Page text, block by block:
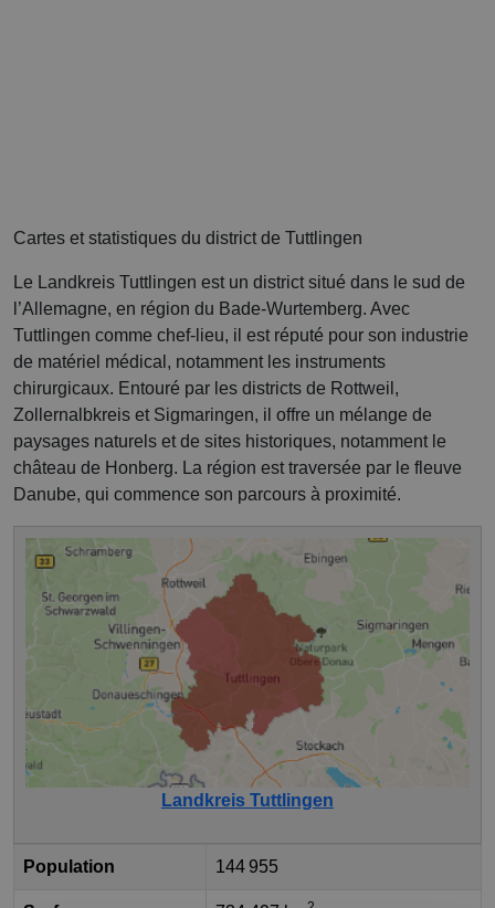
Cartes et statistiques du district de Tuttlingen
Le Landkreis Tuttlingen est un district situé dans le sud de
l’Allemagne, en région du Bade-Wurtemberg. Avec
Tuttlingen comme chef-lieu, il est réputé pour son industrie
de matériel médical, notamment les instruments
chirurgicaux. Entouré par les districts de Rottweil,
Zollernalbkreis et Sigmaringen, il offre un mélange de
paysages naturels et de sites historiques, notamment le
château de Honberg. La région est traversée par le fleuve
Danube, qui commence son parcours à proximité.
Landkreis Tuttlingen
Population 144 955